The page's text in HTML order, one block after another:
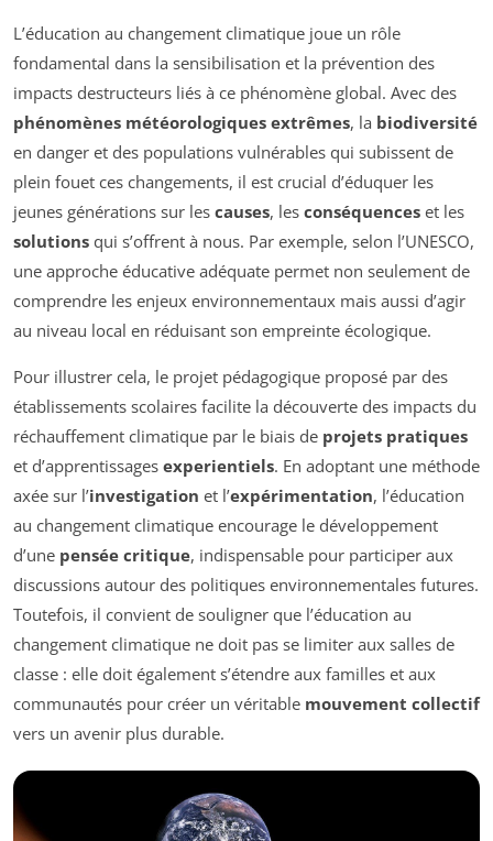
L’éducation au changement climatique joue un rôle
fondamental dans la sensibilisation et la prévention des
impacts destructeurs liés à ce phénomène global. Avec des
phénomènes météorologiques extrêmes, la biodiversité
en danger et des populations vulnérables qui subissent de
plein fouet ces changements, il est crucial d’éduquer les
jeunes générations sur les causes, les conséquences et les
solutions qui s’offrent à nous. Par exemple, selon l’UNESCO,
une approche éducative adéquate permet non seulement de
comprendre les enjeux environnementaux mais aussi d’agir
au niveau local en réduisant son empreinte écologique.
Pour illustrer cela, le projet pédagogique proposé par des
établissements scolaires facilite la découverte des impacts du
réchauffement climatique par le biais de projets pratiques
et d’apprentissages experientiels. En adoptant une méthode
axée sur l’investigation et l’expérimentation, l’éducation
au changement climatique encourage le développement
d’une pensée critique, indispensable pour participer aux
discussions autour des politiques environnementales futures.
Toutefois, il convient de souligner que l’éducation au
changement climatique ne doit pas se limiter aux salles de
classe : elle doit également s’étendre aux familles et aux
communautés pour créer un véritable mouvement collectif
vers un avenir plus durable.